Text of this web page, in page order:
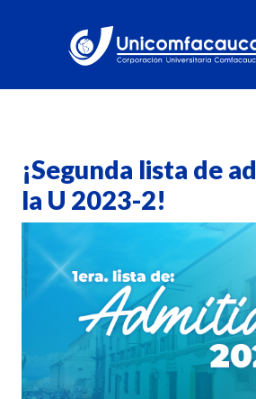
¡Segunda lista de
la U 2023-2!